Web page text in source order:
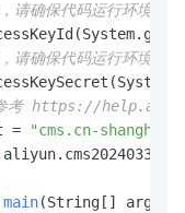
确保代码运行环境设置
确保代码运行环境设置
考 https://
=
"cms.cn-
main(String[] args_)